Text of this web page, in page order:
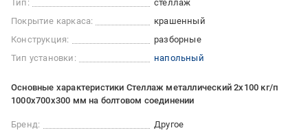
Тип:
стеллаж
Покрытие каркаса:
крашенный
Конструкция:
разборные
Тип установки:
напольный
Основные характеристики Стеллаж металлический 2х100 кг/п
1000х700х300 мм на болтовом соединении
Бренд:
Другое